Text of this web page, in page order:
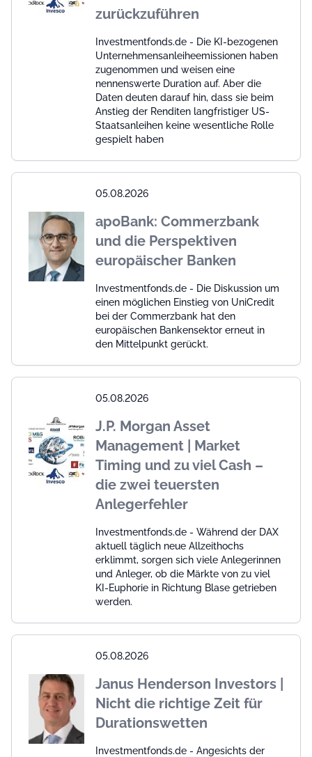
zurückzuführen
Investmentfonds.de - Die KI-bezogenen
Unternehmensanleiheemissionen haben
zugenommen und weisen eine
nennenswerte Duration auf. Aber die
Daten deuten darauf hin, dass sie beim
Anstieg der Renditen langfristiger US-
Staatsanleihen keine wesentliche Rolle
gespielt haben
05.08.2026
apoBank: Commerzbank
und die Perspektiven
europäischer Banken
Investmentfonds.de - Die Diskussion um
einen möglichen Einstieg von UniCredit
bei der Commerzbank hat den
europäischen Bankensektor erneut in
den Mittelpunkt gerückt.
05.08.2026
J.P. Morgan Asset
Management | Market
Timing und zu viel Cash –
die zwei teuersten
Anlegerfehler
Investmentfonds.de - Während der DAX
aktuell täglich neue Allzeithochs
erklimmt, sorgen sich viele Anlegerinnen
und Anleger, ob die Märkte von zu viel
KI-Euphorie in Richtung Blase getrieben
werden.
05.08.2026
Janus Henderson Investors |
Nicht die richtige Zeit für
Durationswetten
Investmentfonds.de - Angesichts der